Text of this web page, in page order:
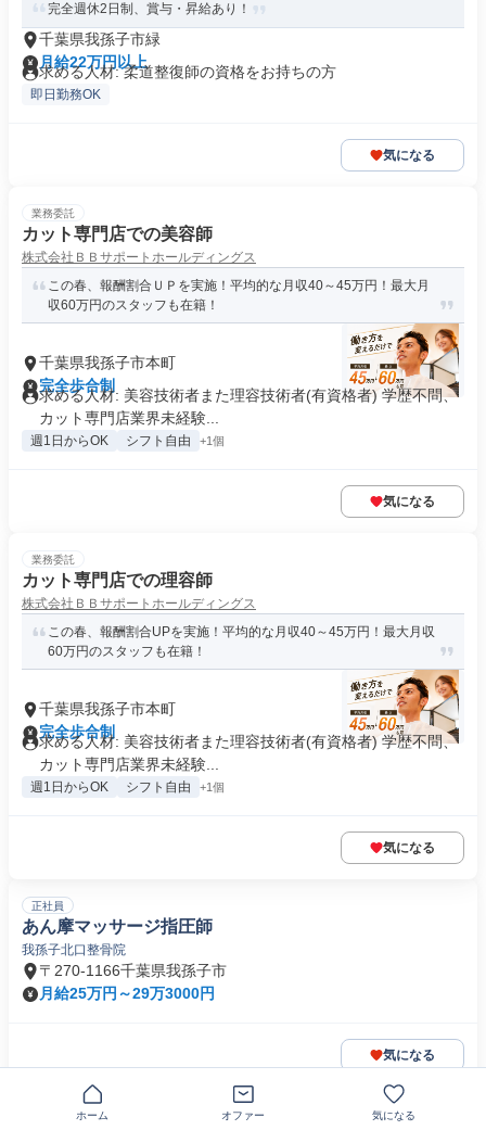
完全週休2日制、賞与・昇給あり！
千葉県我孫子市緑
月給22万円以上
求める人材: 柔道整復師の資格をお持ちの方
即日勤務OK
気になる
業務委託
カット専門店での美容師
株式会社ＢＢサポートホールディングス
この春、報酬割合ＵＰを実施！平均的な月収40～45万円！最大月
収60万円のスタッフも在籍！
千葉県我孫子市本町
完全歩合制
求める人材: 美容技術者また理容技術者(有資格者) 学歴不問、
カット専門店業界未経験...
週1日からOK シフト自由 +1個
気になる
業務委託
カット専門店での理容師
株式会社ＢＢサポートホールディングス
この春、報酬割合UPを実施！平均的な月収40～45万円！最大月収
60万円のスタッフも在籍！
千葉県我孫子市本町
完全歩合制
求める人材: 美容技術者また理容技術者(有資格者) 学歴不問、
カット専門店業界未経験...
週1日からOK シフト自由 +1個
気になる
正社員
あん摩マッサージ指圧師
我孫子北口整骨院
〒270-1166千葉県我孫子市
月給25万円～29万3000円
気になる
ホーム オファー 気になる